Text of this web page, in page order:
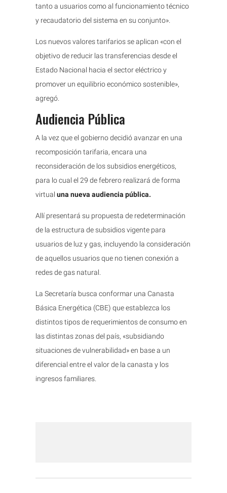
tanto a usuarios como al funcionamiento técnico
y recaudatorio del sistema en su conjunto».
Los nuevos valores tarifarios se aplican «con el
objetivo de reducir las transferencias desde el
Estado Nacional hacia el sector eléctrico y
promover un equilibrio económico sostenible»,
agregó.
Audiencia Pública
A la vez que el gobierno decidió avanzar en una
recomposición tarifaria, encara una
reconsideración de los subsidios energéticos,
para lo cual el 29 de febrero realizará de forma
virtual una nueva audiencia pública.
Allí presentará su propuesta de redeterminación
de la estructura de subsidios vigente para
usuarios de luz y gas, incluyendo la consideración
de aquellos usuarios que no tienen conexión a
redes de gas natural.
La Secretaría busca conformar una Canasta
Básica Energética (CBE) que establezca los
distintos tipos de requerimientos de consumo en
las distintas zonas del país, «subsidiando
situaciones de vulnerabilidad» en base a un
diferencial entre el valor de la canasta y los
ingresos familiares.